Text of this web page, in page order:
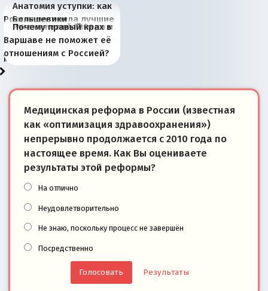
Анатомия уступки: как
Россия потеряла лучшие
рыбопромысловые
районы Баренцева
моря
Большевики
отличаются от «Яблока»
тем, что они -
победители
Киевская марионетка
Запада рассказала о
«переобувании» хозяев
В России назрели
перемены: 15 шагов к
суверенной экономике
Миграционный пожар
Европы
Россия начинает
сбрасывать балласт
Анкориджа
Россия зимой 1904
года: первые уступки во
внутренней политике
Русская нация вчера и
сегодня
Почему правый крах в
Варшаве не поможет её
отношениям с Россией?
Медицинская реформа в России (известная
как «оптимизация здравоохранения»)
непрерывно продолжается с 2010 года по
настоящее время. Как Вы оцениваете
результаты этой реформы?
На отлично
Неудовлетворительно
Не знаю, поскольку процесс не завершён
Посредственно
Результаты